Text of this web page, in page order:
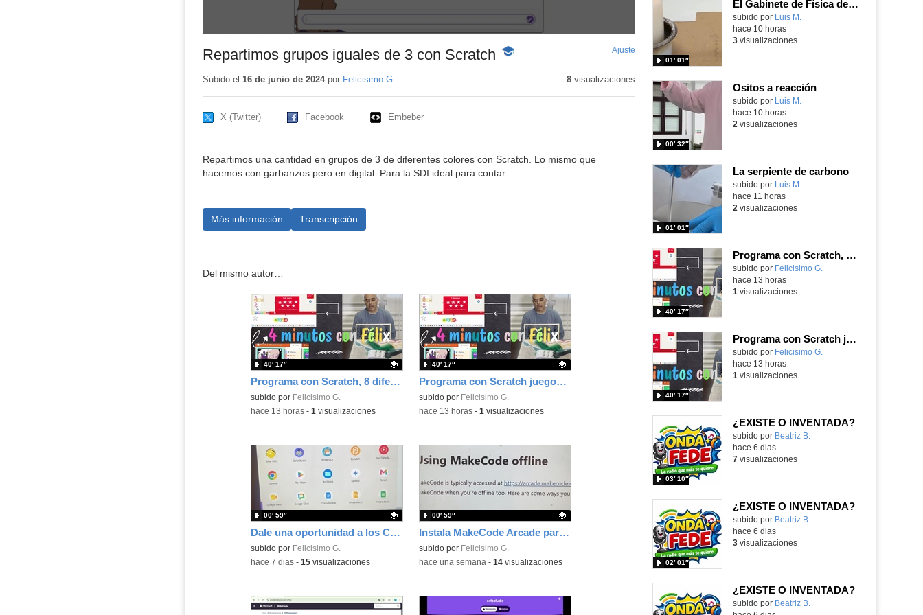
Repartimos grupos iguales de 3 con Scratch
-
Ajuste
pantalla
Subido el 16 de junio de 2024por Felicisimo G. 8visualizaciones
X (Twitter) Facebook Embeber
Repartimos una cantidad en grupos de 3 de diferentes colores con Scratch. Lo mismo que
hacemos con garbanzos pero en digital. Para la SDI ideal para contar
Más información Transcripción
Del mismo autor…
Programa con Scratch, 8 diferentes juegos para vivir la emoción de los partidos de España en el mundial 2026
Contenido educativo.
subido por Felicisimo G.
40′ 17″
-hace 13 horas- 1 visualizaciones
Programa con Scratch juegos con los partidos del mundial 2026 ganados por España
Contenido educativo.
subido por Felicisimo G.
40′ 17″
-hace 13 horas- 1 visualizaciones
Dale una oportunidad a los Chromebooks y utiliza un proyector para realizar talleres si no tienes pantallas táctiles
Contenido educativo.
subido por Felicisimo G.
00′ 59″
-hace 7 dias- 15visualizaciones
Instala MakeCode Arcade para trabajar offline en tu tablet, ordenador, Chromebook
Contenido educativo.
subido por Felicisimo G.
00′ 59″
-hace una semana - 14visualizaciones
El Gabinete de Física del IES Enrique Tierno Galván de Parla (Curso 25-26)
Contenido educativo.
subido por Luis M.
01′ 01″
hace 10 horas
3visualizaciones
Ositos a reacción
Contenido educativo.
subido por Luis M.
00′ 32″
hace 10 horas
2 visualizaciones
La serpiente de carbono
Contenido educativo.
subido por Luis M.
01′ 01″
hace 11 horas
2 visualizaciones
Programa con Scratch, 8 diferentes juegos para vivir la emoción de los partidos de España en el mundial 2026
Contenido educativo.
subido por Felicisimo G.
40′ 17″
hace 13 horas
1 visualizaciones
Programa con Scratch juegos con los partidos del mundial 2026 ganados por España
Contenido educativo.
subido por Felicisimo G.
40′ 17″
hace 13 horas
1 visualizaciones
¿EXISTE O INVENTADA?
Contenido educativo.
subido por Beatriz B.
03′ 10″
hace 6 dias
7visualizaciones
¿EXISTE O INVENTADA?
Contenido educativo.
subido por Beatriz B.
02′ 01″
hace 6 dias
3visualizaciones
¿EXISTE O INVENTADA?
Contenido educativo.
subido por Beatriz B.